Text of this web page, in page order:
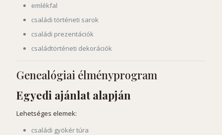
emlékfal
családi történeti sarok
családi prezentációk
családtörténeti dekorációk
Genealógiai élményprogram
Egyedi ajánlat alapján
Lehetséges elemek:
családi gyökér túra